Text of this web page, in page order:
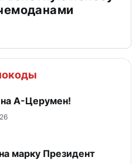
А-Церумен!
марку Президент